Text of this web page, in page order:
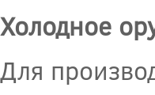
Холодное
Для